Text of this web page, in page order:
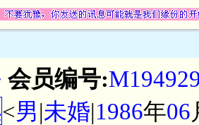
会员编号:
<男|未婚|1986年06